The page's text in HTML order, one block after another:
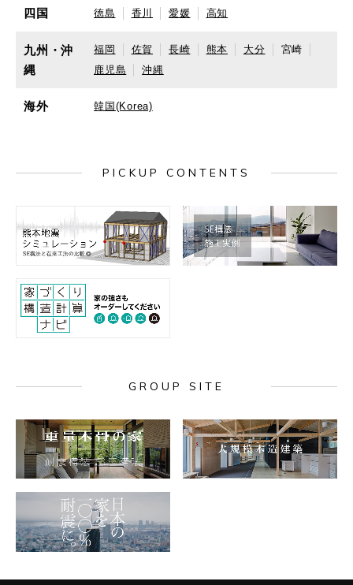
四国 徳島 香川 愛媛 高知
九州・沖
縄
福岡 佐賀 長崎 熊本 大分
宮崎
鹿児島
沖縄
海外 韓国(Korea)
PICKUP CONTENTS
GROUP SITE